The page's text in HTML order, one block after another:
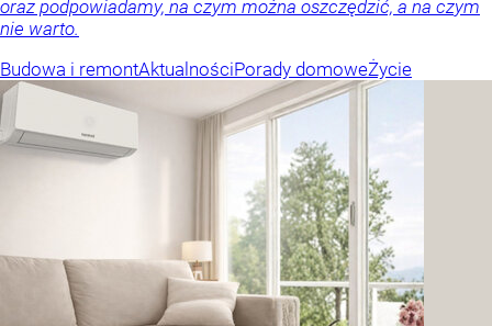
oraz podpowiadamy, na czym można oszczędzić, a na czym
nie warto.
Budowa i remontAktualnościPorady domoweŻycie